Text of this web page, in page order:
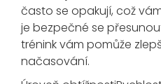
často se opakují, což
je bezpečné se
trénink vám pomůže
načasování.